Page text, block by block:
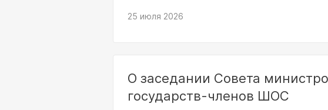
25 июля 2026
О заседании Совета
государств-членов ШОС